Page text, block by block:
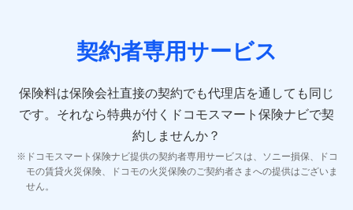
10.受託業務の 個人情報
11.マイカー通勤管理クラウド並びに法人向けASPサー
ビスに関してのお問い合わせ情報
各種お問い合わせに対応するため
当社のサービスに関する情報提供や、皆様に有用なお知らせ
をお送りするため
契約者専用サービス
保険料は保険会社直接の契約でも代理店を通しても同じ
です。 それなら特典が付くドコモスマート保険ナビで契
約しませんか？
ドコモスマート保険ナビ提供の契約者専用サービスは、ソニー損保、ドコ
モの賃貸火災保険、ドコモの火災保険のご契約者さまへの提供はございま
せん。